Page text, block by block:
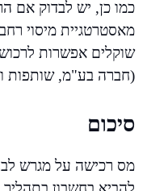
כמו כן, יש לבדוק אם
מאסטרטגיית מיסוי
שוקלים אפשרות
(חברה בע"מ, שותפות
סיכום
מס רכישה על מגרש